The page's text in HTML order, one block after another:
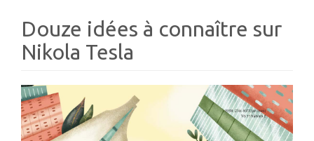
Douze idées à connaître sur
Nikola Tesla
Article
Sidebar